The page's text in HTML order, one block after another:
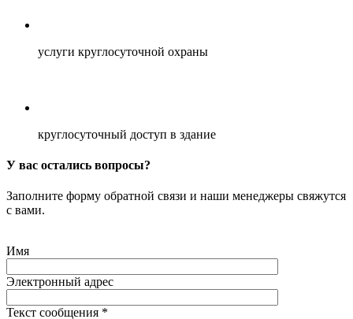
услуги круглосуточной охраны
круглосуточный доступ в здание
У вас остались вопросы?
Заполните форму обратной связи и наши менеджеры свяжутся
с вами.
Имя
Электронный адрес
Текст сообщения *